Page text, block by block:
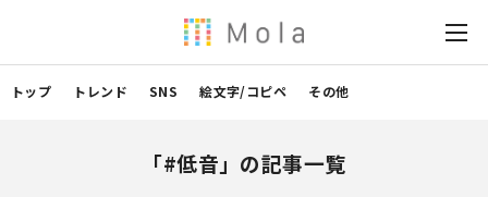
トップ トレンド SNS 絵文字/コピペ その他
「#低音」の記事一覧